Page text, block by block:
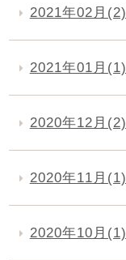
2021年02月(2)
2021年01月(1)
2020年12月(2)
2020年11月(1)
2020年10月(1)